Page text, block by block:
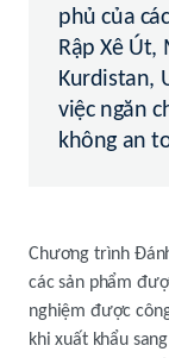
phủ của
Rập Xê
Kurdistan,
việc ngăn
không an
Chương trình
các sản phẩm
nghiệm được
khi xuất khẩu